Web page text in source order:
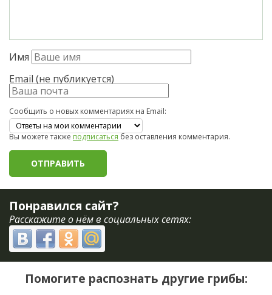
Имя
Email (не публикуется)
Сообщить о новых комментариях на Email:
Вы можете такжеподписатьсябез оставления комментария.
Понравился сайт?
Расскажите о нём в социальных сетях:
Помогите распознать другие грибы: